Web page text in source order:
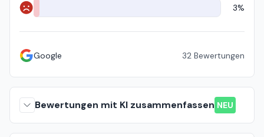
Negativ 3%
Google 32 Bewertungen
Bewertungen mit KI zusammenfassen NEU